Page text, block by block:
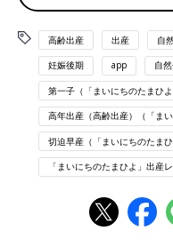
くて良かったと思いました
んとは、食べた方がお産が
内診を何回かしながら、
5、6cmで停滞してしまっ
いする。
静かなお産だと褒められ
めちゃめちゃ強くなり、こ
感覚も短くなって14時50
すると子宮口全開で、遂
ここから30分かからず陣
かなー？のときにやっと産
高齢出産 出産 自
妊娠後期 app 自
第一子（「まいにちのたまひよ
高年出産（高齢出産）（「ま
切迫早産（「まいにちのたま
「まいにちのたまひよ」出産